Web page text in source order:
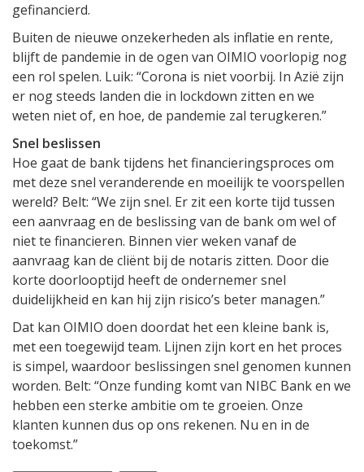
gefinancierd.
Buiten de nieuwe onzekerheden als inflatie en rente,
blijft de pandemie in de ogen van OIMIO voorlopig nog
een rol spelen. Luik: “Corona is niet voorbij. In Azië zijn
er nog steeds landen die in lockdown zitten en we
weten niet of, en hoe, de pandemie zal terugkeren.”
Snel beslissen
Hoe gaat de bank tijdens het financieringsproces om
met deze snel veranderende en moeilijk te voorspellen
wereld? Belt: “We zijn snel. Er zit een korte tijd tussen
een aanvraag en de beslissing van de bank om wel of
niet te financieren. Binnen vier weken vanaf de
aanvraag kan de cliënt bij de notaris zitten. Door die
korte doorlooptijd heeft de ondernemer snel
duidelijkheid en kan hij zijn risico’s beter managen.”
Dat kan OIMIO doen doordat het een kleine bank is,
met een toegewijd team. Lijnen zijn kort en het proces
is simpel, waardoor beslissingen snel genomen kunnen
worden. Belt: “Onze funding komt van NIBC Bank en we
hebben een sterke ambitie om te groeien. Onze
klanten kunnen dus op ons rekenen. Nu en in de
toekomst.”